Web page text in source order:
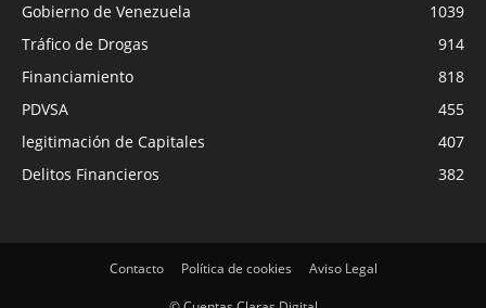
Gobierno de Venezuela
1039
Tráfico de Drogas
914
Financiamiento
818
PDVSA
455
legitimación de Capitales
407
Delitos Financieros
382
Contacto Política de cookies Aviso Legal